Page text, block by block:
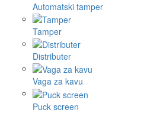
Automatski tamper
Tamper
Distributer
Vaga za kavu
Puck screen